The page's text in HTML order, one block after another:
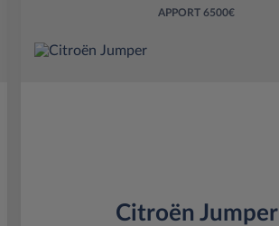
APPORT 6500€
Citroën Jumper